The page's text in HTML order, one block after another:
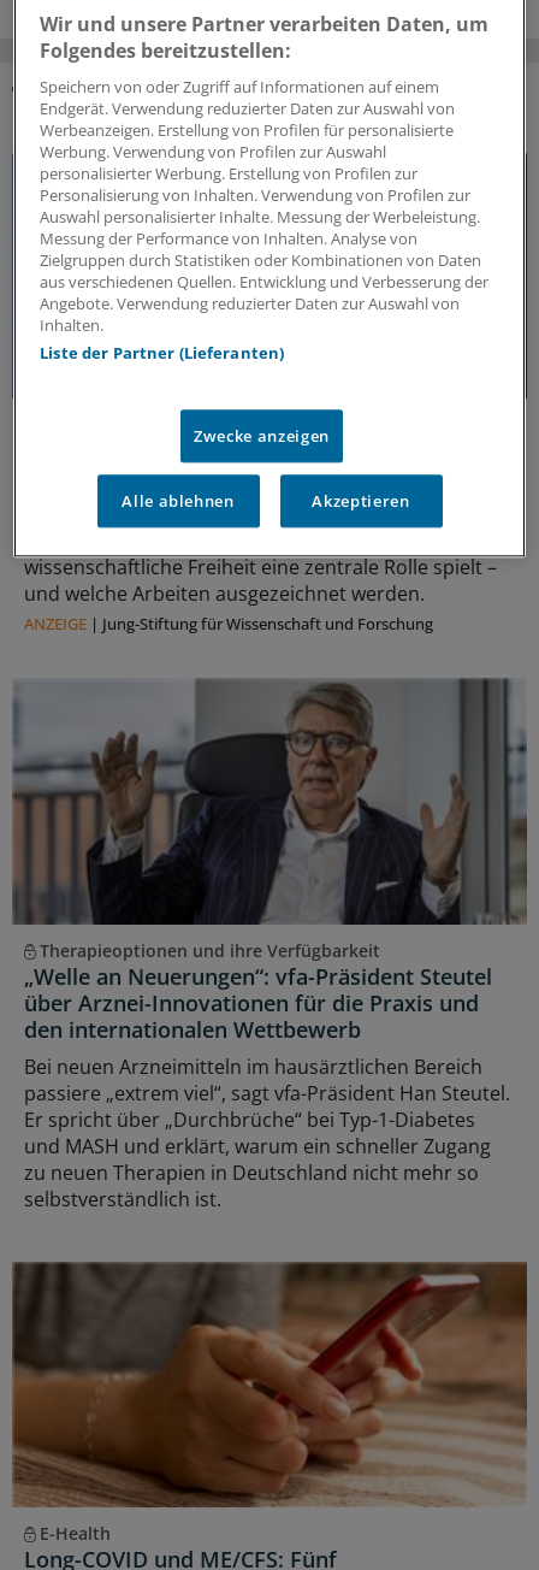
DAS KÖNNTE SIE AUCH INTERESSIEREN
Freiheit als Voraussetzung für medizinischen
Fortschritt
Seit 50 Jahren zeichnet die Jung-Stiftung Forschung
wissenschaftliche Freiheit eine zentrale Rolle spielt –
und welche Arbeiten ausgezeichnet werden.
ANZEIGE | Jung-Stiftung für Wissenschaft und Forschung
Therapieoptionen und ihre Verfügbarkeit
„Welle an Neuerungen“: vfa-Präsident Steutel
über Arznei-Innovationen für die Praxis und
den internationalen Wettbewerb
Bei neuen Arzneimitteln im hausärztlichen Bereich
passiere „extrem viel“, sagt vfa-Präsident Han Steutel.
Er spricht über „Durchbrüche“ bei Typ-1-Diabetes
und MASH und erklärt, warum ein schneller Zugang
zu neuen Therapien in Deutschland nicht mehr so
selbstverständlich ist.
E-Health
Long-COVID und ME/CFS: Fünf
Wir und unsere Partner verarbeiten Daten, um
Folgendes bereitzustellen:
Speichern von oder Zugriff auf Informationen auf einem
Endgerät. Verwendung reduzierter Daten zur Auswahl von
Werbeanzeigen. Erstellung von Profilen für personalisierte
Werbung. Verwendung von Profilen zur Auswahl
personalisierter Werbung. Erstellung von Profilen zur
Personalisierung von Inhalten. Verwendung von Profilen zur
Auswahl personalisierter Inhalte. Messung der Werbeleistung.
Messung der Performance von Inhalten. Analyse von
Zielgruppen durch Statistiken oder Kombinationen von Daten
aus verschiedenen Quellen. Entwicklung und Verbesserung der
Angebote. Verwendung reduzierter Daten zur Auswahl von
Inhalten.
Liste der Partner (Lieferanten)
Zwecke anzeigen
Alle ablehnen Akzeptieren